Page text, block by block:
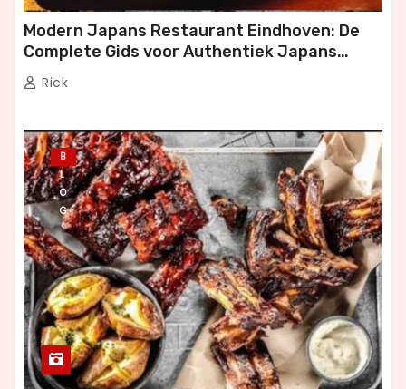
Modern Japans Restaurant Eindhoven: De
Complete Gids voor Authentiek Japans
Dineren
Rick
B
L
O
G